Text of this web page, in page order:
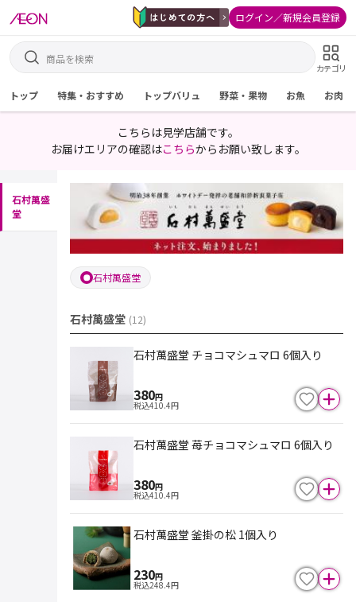
ログイン／新規会員登録
カテゴリ
トップ 特集・おすすめ トップバリュ 野菜・果物 お魚 お肉
こちらは見学店舗です。
お届けエリアの確認はこちらからお願い致します。
石村萬盛
堂
石村萬盛堂
石村萬盛堂 (12)
石村萬盛堂 チョコマシュマロ 6個入り
380円
税込410.4円
石村萬盛堂 苺チョコマシュマロ 6個入り
380円
税込410.4円
石村萬盛堂 釜掛の松 1個入り
230円
税込248.4円